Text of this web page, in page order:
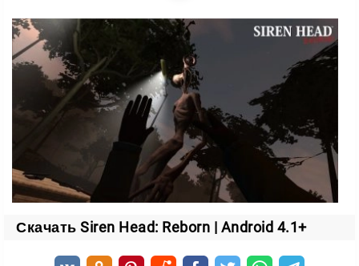
Как выжить в лесу
В одиночку против такого врага не выстоять, но лес
даёт шанс. Вокруг разбросаны предметы и
устройства, которые помогут перехитрить чудовище.
расставляйте ловушки на пути монстра;
следите за обстановкой через разбросанные по лесу
используйте окружение, чтобы спрятаться и отвлечь
врага.
Главное — внимательность и скорость.
Замешкаетесь хоть на секунду, и Сиреноголовый
Скачать Siren Head: Reborn | Android 4.1+